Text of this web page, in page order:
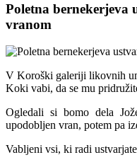
Poletna
vranom
V Koroški galeriji likovnih
Koki vabi, da se mu
Ogledali si bomo dela
upodobljen vran, potem pa
Vabljeni vsi, ki radi